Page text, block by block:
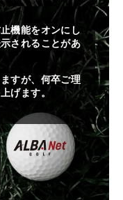
機能をオンにし
されることがあ
すが、何卒ご理
げます。